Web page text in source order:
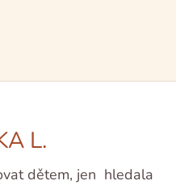
L.
dětem, jen hledala